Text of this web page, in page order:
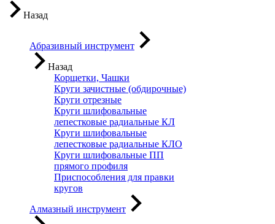
Назад
Абразивный инструмент
Назад
Корщетки, Чашки
Круги зачистные (обдирочные)
Круги отрезные
Круги шлифовальные
лепестковые радиальные КЛ
Круги шлифовальные
лепестковые радиальные КЛО
Круги шлифовальные ПП
прямого профиля
Приспособления для правки
кругов
Алмазный инструмент